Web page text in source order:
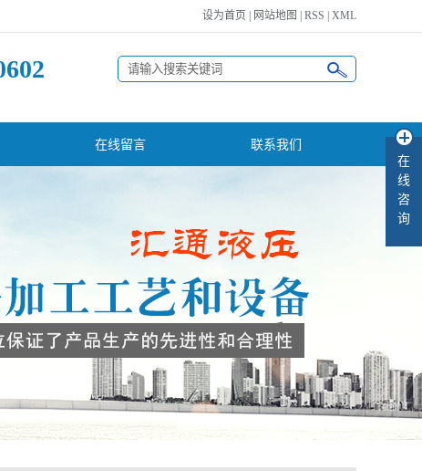
设为首页 网站地图 RSS XML
在线留言 联系我们
在
线
咨
询